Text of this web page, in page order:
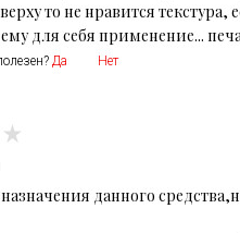
то не нравится
для себя применение...
Да Нет
данного